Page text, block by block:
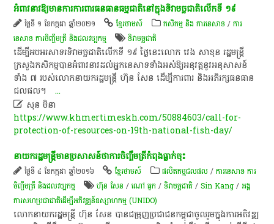
​អំពាវនាវ​ឱ្យ​មានការ​ការពារ​ធនធានធម្មជាតិ​នៅ​ក្នុង​ទិវា​មច្ឆជាតិ​លើក​ទី​ ១៩
ថ្ងៃទី ១ ខែកក្កដា ឆ្នាំ២០២១ ខ្មែរថាមស៍ កសិកម្ម​ និង​ ការ​នេ​សាទ​ /ការ
នេសាទ ការចិញ្ចឹមត្រី និងជលវប្បកម្ម
ទិវា​មច្ឆជាតិ​
​ដើម្បី​អបអរសាទរ​ទិវា​មច្ឆជាតិ​លើក​ទី​ ១៩​ ថ្ងៃនេះ​លោក​ វេ​ង​ សា​ខុន​ រដ្ឋមន្ត្រី​
ក្រសួងកសិកម្ម​បាន​អំពាវនាវ​ដល់​អ្នកនេសាទ​ទាំងអស់​ឱ្យ​អនុវត្ត​នូវ​អនុសាសន៍​
ទាំង​ ៧​ របស់​លោកនាយក​រដ្ឋមន្ត្រី​ ហ៊ុន​ សែន​ ដើម្បី​ការពារ​ និង​អភិរក្ស​ធនធាន​
ជលផល​។​...
 សុន មិនា
https://www.khmertimeskh.com/50884603/call-for-
protection-of-resources-on-19th-national-fish-day/
នាយករដ្ឋមន្ត្រីមានប្រសាសន៍ថាការចិញ្ចឹមត្រីកំពុងធ្លាក់ចុះ
ថ្ងៃទី ៤ ខែកក្កដា ឆ្នាំ២០១៦ ខ្មែរថាមស៍ ផលិតកម្មជលផល /ការនេសាទ ការ
ចិញ្ចឹមត្រី និងជលវប្បកម្ម
ហ៊ុន សែន /ណៅ ធួក /ទិវា​មច្ឆជាតិ​ /Sin Kang /អង្គ
ការសហប្រជាជាតិដើម្បីអភិវឌ្ឍន៍ឧស្សាហកម្ម (UNIDO)
លោកនាយករដ្ឋមន្ត្រី ហ៊ុន សែន បានជម្រុញប្រជាជនកម្ពុជាចូលរួមក្នុងការអភិវឌ្ឍ